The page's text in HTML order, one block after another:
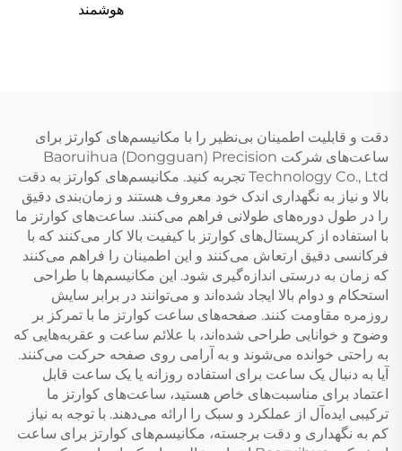
هوشمند
دقت و قابلیت اطمینان بی‌نظیر را با مکانیسم‌های کوارتز برای
ساعت‌های شرکت Baoruihua (Dongguan) Precision
Technology Co., Ltd تجربه کنید. مکانیسم‌های کوارتز به دقت
بالا و نیاز به نگهداری اندک خود معروف هستند و زمان‌بندی دقیق
را در طول دوره‌های طولانی فراهم می‌کنند. ساعت‌های کوارتز ما
با استفاده از کریستال‌های کوارتز با کیفیت بالا کار می‌کنند که با
فرکانسی دقیق ارتعاش می‌کنند و این اطمینان را فراهم می‌کنند
که زمان به درستی اندازه‌گیری شود. این مکانیسم‌ها با طراحی
استحکام و دوام بالا ایجاد شده‌اند و می‌توانند در برابر سایش
روزمره مقاومت کنند. صفحه‌های ساعت کوارتز ما با تمرکز بر
وضوح و خوانایی طراحی شده‌اند، با علائم ساعت و عقربه‌هایی که
به راحتی خوانده می‌شوند و به آرامی روی صفحه حرکت می‌کنند.
آیا به دنبال یک ساعت برای استفاده روزانه یا یک ساعت قابل
اعتماد برای مناسبت‌های خاص هستید، ساعت‌های کوارتز ما
ترکیبی ایده‌آل از عملکرد و سبک را ارائه می‌دهند. با توجه به نیاز
کم به نگهداری و دقت برجسته، مکانیسم‌های کوارتز برای ساعت